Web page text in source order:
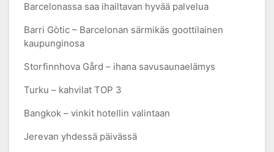
Barcelonassa saa ihailtavan hyvää palvelua
Barri Gòtic – Barcelonan särmikäs goottilainen
kaupunginosa
Storfinnhova Gård – ihana savusaunaelämys
Turku – kahvilat TOP 3
Bangkok – vinkit hotellin valintaan
Jerevan yhdessä päivässä